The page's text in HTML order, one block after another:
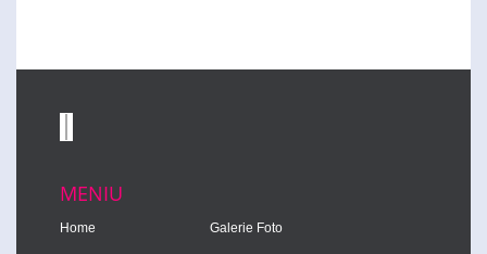
MENIU
Home Galerie Foto